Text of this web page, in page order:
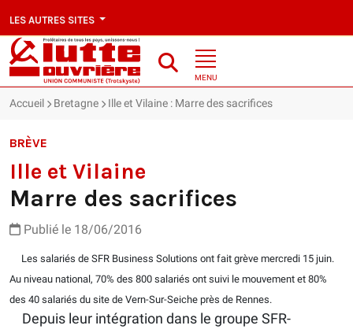
LES AUTRES SITES
MENU
Accueil Bretagne Ille et Vilaine : Marre des sacrifices
BRÈVE
Ille et Vilaine
Marre des sacrifices
Publié le 18/06/2016
Les salariés de SFR Business Solutions ont fait grève mercredi 15 juin.
Au niveau national, 70% des 800 salariés ont suivi le mouvement et 80%
des 40 salariés du site de Vern-Sur-Seiche près de Rennes.
Depuis leur intégration dans le groupe SFR-